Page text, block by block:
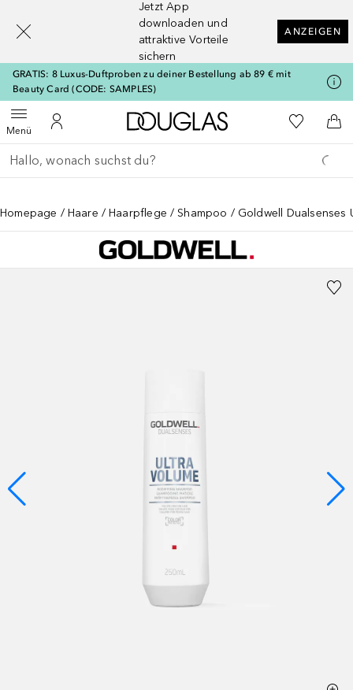
Jetzt App
downloaden und
attraktive Vorteile
sichern
ANZEIGEN
GRATIS: 8 Luxus-Duftproben zu deiner Bestellung ab 89 € mit
Beauty Card (CODE: SAMPLES)
MenüMenü öffnenZu Meinem Kundenkonto
Zur Douglas Startseite
Zu Meiner
Gehe zurück
Suche ausführen
Homepage Haare Haarpflege Shampoo Goldwell Dualsenses
[navigation.slideout.screenreader]